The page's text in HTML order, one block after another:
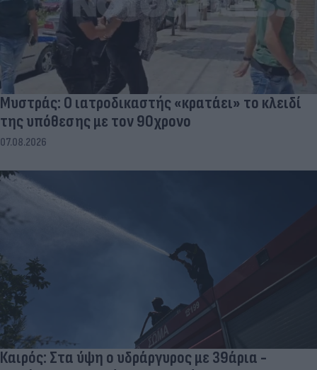
Μυστράς: Ο ιατροδικαστής «κρατάει» το κλειδί
της υπόθεσης με τον 90χρονο
07.08.2026
Καιρός: Στα ύψη ο υδράργυρος με 39άρια -